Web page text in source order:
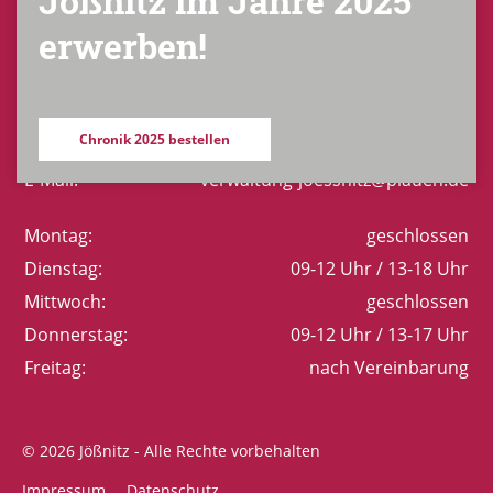
erwerben!
Chronik 2025 bestellen
Gerhart-Hauptmann-Straße 8
08547 Plauen / OT Jößnitz
Telefon:
E-Mail:
verwaltung-joessnitz@plauen.de
Montag:
geschlossen
Dienstag:
09-12 Uhr / 13-18 Uhr
Mittwoch:
geschlossen
Donnerstag:
09-12 Uhr / 13-17 Uhr
Freitag:
nach Vereinbarung
© 2026 Jößnitz - Alle Rechte vorbehalten